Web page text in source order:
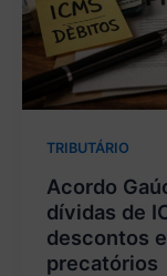
TRIBUTÁRIO
Acordo
dívidas de
descontos
precatórios